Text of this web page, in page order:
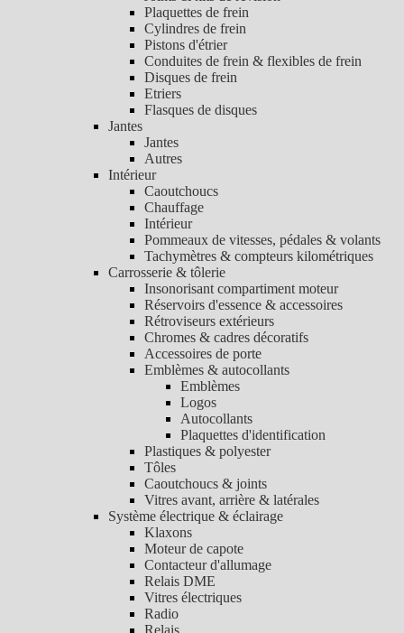
Plaquettes de frein
Cylindres de frein
Pistons d'étrier
Conduites de frein & flexibles de frein
Disques de frein
Etriers
Flasques de disques
Jantes
Jantes
Autres
Intérieur
Caoutchoucs
Chauffage
Intérieur
Pommeaux de vitesses, pédales & volants
Tachymètres & compteurs kilométriques
Carrosserie & tôlerie
Insonorisant compartiment moteur
Réservoirs d'essence & accessoires
Rétroviseurs extérieurs
Chromes & cadres décoratifs
Accessoires de porte
Emblèmes & autocollants
Emblèmes
Logos
Autocollants
Plaquettes d'identification
Plastiques & polyester
Tôles
Caoutchoucs & joints
Vitres avant, arrière & latérales
Système électrique & éclairage
Klaxons
Moteur de capote
Contacteur d'allumage
Relais DME
Vitres électriques
Radio